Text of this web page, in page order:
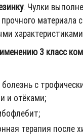
. Чулки
прочного
3 класс
болезнь с
и отёками;
терапия после